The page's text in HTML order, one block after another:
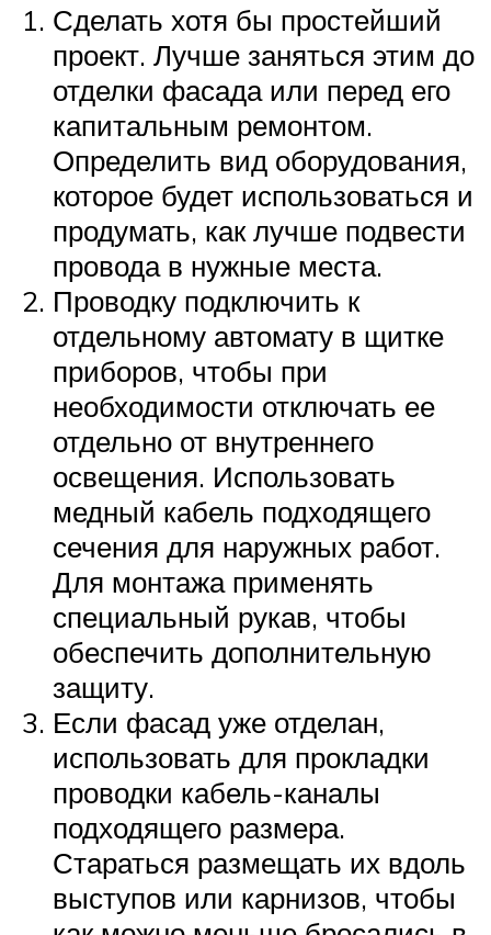
Сделать хотя бы простейший
проект. Лучше заняться этим до
отделки фасада или перед его
капитальным ремонтом.
Определить вид оборудования,
которое будет использоваться и
продумать, как лучше подвести
провода в нужные места.
Проводку подключить к
отдельному автомату в щитке
приборов, чтобы при
необходимости отключать ее
отдельно от внутреннего
освещения. Использовать
медный кабель подходящего
сечения для наружных работ.
Для монтажа применять
специальный рукав, чтобы
обеспечить дополнительную
защиту.
Если фасад уже отделан,
использовать для прокладки
проводки кабель-каналы
подходящего размера.
Стараться размещать их вдоль
выступов или карнизов, чтобы